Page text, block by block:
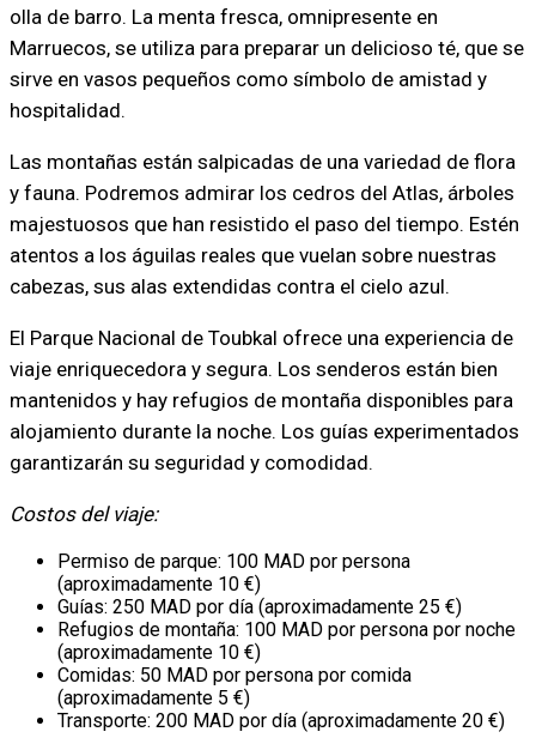
olla de barro. La menta fresca, omnipresente en
Marruecos, se utiliza para preparar un delicioso té, que se
sirve en vasos pequeños como símbolo de amistad y
hospitalidad.
Las montañas están salpicadas de una variedad de flora
y fauna. Podremos admirar los cedros del Atlas, árboles
majestuosos que han resistido el paso del tiempo. Estén
atentos a los águilas reales que vuelan sobre nuestras
cabezas, sus alas extendidas contra el cielo azul.
El Parque Nacional de Toubkal ofrece una experiencia de
viaje enriquecedora y segura. Los senderos están bien
mantenidos y hay refugios de montaña disponibles para
alojamiento durante la noche. Los guías experimentados
garantizarán su seguridad y comodidad.
Costos del viaje:
Permiso de parque: 100 MAD por persona
(aproximadamente 10 €)
Guías: 250 MAD por día (aproximadamente 25 €)
Refugios de montaña: 100 MAD por persona por noche
(aproximadamente 10 €)
Comidas: 50 MAD por persona por comida
(aproximadamente 5 €)
Transporte: 200 MAD por día (aproximadamente 20 €)